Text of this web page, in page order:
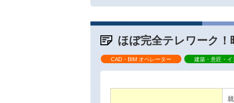
ほぼ完全テレワーク！
CAD・BIM オペレーター 建築・意匠・イ